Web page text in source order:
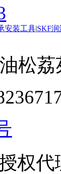
安装工具|SKF
松
权